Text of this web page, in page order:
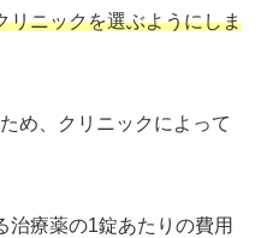
リニックを選ぶようにしま
め、クリニックによって
治療薬の1錠あたりの費用